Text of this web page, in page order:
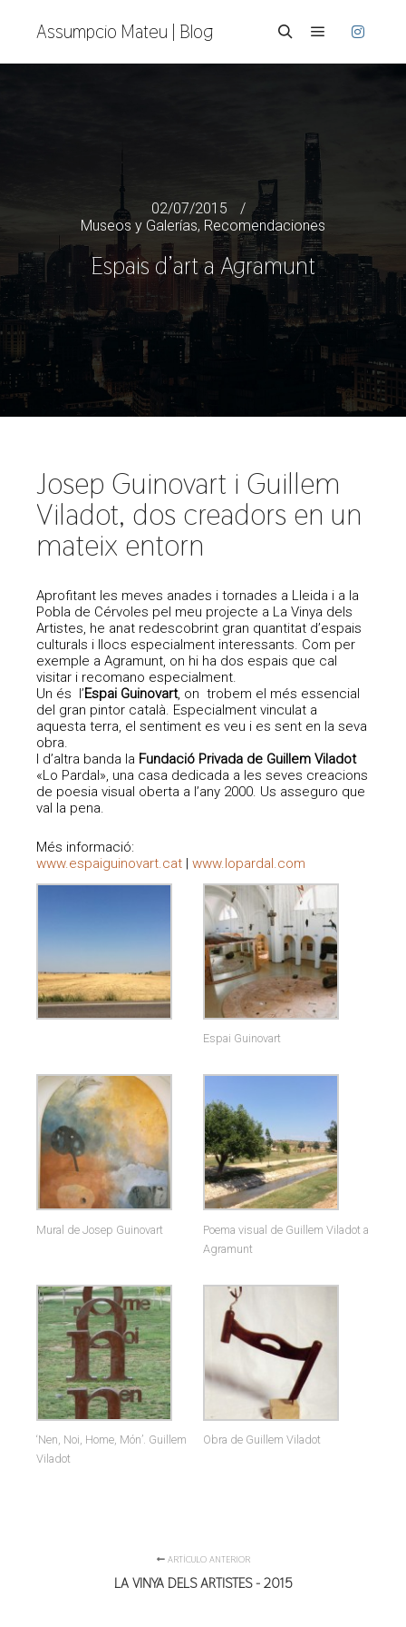
Assumpcio Mateu | Blog
02/07/2015
Museos y Galerías, Recomendaciones
Espais d’art a Agramunt
Josep Guinovart i Guillem
Viladot, dos creadors en un
mateix entorn
Aprofitant les meves anades i tornades a Lleida i a la
Pobla de Cérvoles pel meu projecte a La Vinya dels
Artistes, he anat redescobrint gran quantitat d’espais
culturals i llocs especialment interessants. Com per
exemple a Agramunt, on hi ha dos espais que cal
visitar i recomano especialment.
Un és l’Espai Guinovart, on trobem el més essencial
del gran pintor català. Especialment vinculat a
aquesta terra, el sentiment es veu i es sent en la seva
obra.
I d’altra banda la Fundació Privada de Guillem Viladot
«Lo Pardal», una casa dedicada a les seves creacions
de poesia visual oberta a l’any 2000. Us asseguro que
val la pena.
Més informació:
www.espaiguinovart.cat | www.lopardal.com
Espai Guinovart
Mural de Josep Guinovart
Poema visual de Guillem Viladot a
Agramunt
‘Nen, Noi, Home, Món’. Guillem
Viladot
Obra de Guillem Viladot
ARTÍCULO ANTERIOR
LA VINYA DELS ARTISTES - 2015